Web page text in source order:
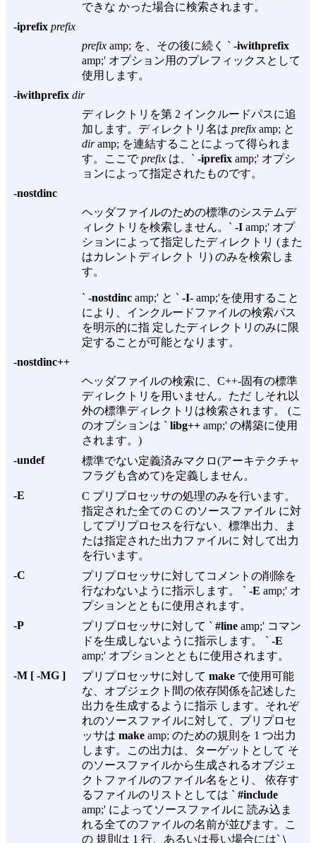
できな かった場合に検索されます。
-iprefix prefix
prefix amp; を、その後に続く ` -iwithprefix
amp;' オプション用のプレフィックスとして
使用します。
-iwithprefix dir
ディレクトリを第 2 インクルードパスに追
加します。ディレクトリ名は prefix amp; と
diramp; を連結することによって得られま
す。ここでprefix は、` -iprefix amp;' オプシ
ョンによって指定されたものです。
-nostdinc
ヘッダファイルのための標準のシステムデ
ィレクトリを検索しません。` -I amp;' オプ
ションによって指定したディレクトリ (また
はカレントディレクト リ) のみを検索しま
す。
` -nostdinc amp;' と ` -I- amp;'を使用すること
により、インクルードファイルの検索パス
を明示的に指 定したディレクトリのみに限
定することが可能となります。
-nostdinc++
ヘッダファイルの検索に、C++-固有の標準
ディレクトリを用いません。ただ しそれ以
外の標準ディレクトリは検索されます。 (こ
のオプションは ` libg++ amp;' の構築に使用
されます。)
-undef
標準でない定義済みマクロ(アーキテクチャ
フラグも含めて)を定義しません。
-E
C プリプロセッサの処理のみを行います。
指定された全ての C のソースファイル に対
してプリプロセスを行ない、標準出力、ま
たは指定された出力ファイルに 対して出力
を行います。
-C
プリプロセッサに対してコメントの削除を
行なわないように指示します。 ` -E amp;' オ
プションとともに使用されます。
-P
プリプロセッサに対して ` #line amp;' コマン
ドを生成しないように指示します。 ` -E
amp;' オプションとともに使用されます。
-M [ -MG ]
プリプロセッサに対して make で使用可能
な、オブジェクト間の依存関係を記述した
出力を生成するように指示 します。それぞ
れのソースファイルに対して、プリプロセ
ッサは make amp; のための規則を 1 つ出力
します。この出力は、ターゲットとして そ
のソースファイルから生成されるオブジェ
クトファイルのファイル名をとり、 依存す
るファイルのリストとしては ` #include
amp;' によってソースファイルに 読み込ま
れる全てのファイルの名前が並びます。こ
の 規則は 1 行、あるいは長い場合には` \